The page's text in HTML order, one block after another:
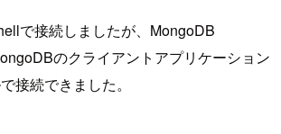
で接続しましたが、MongoDB
のクライアントアプリケーション
接続できました。